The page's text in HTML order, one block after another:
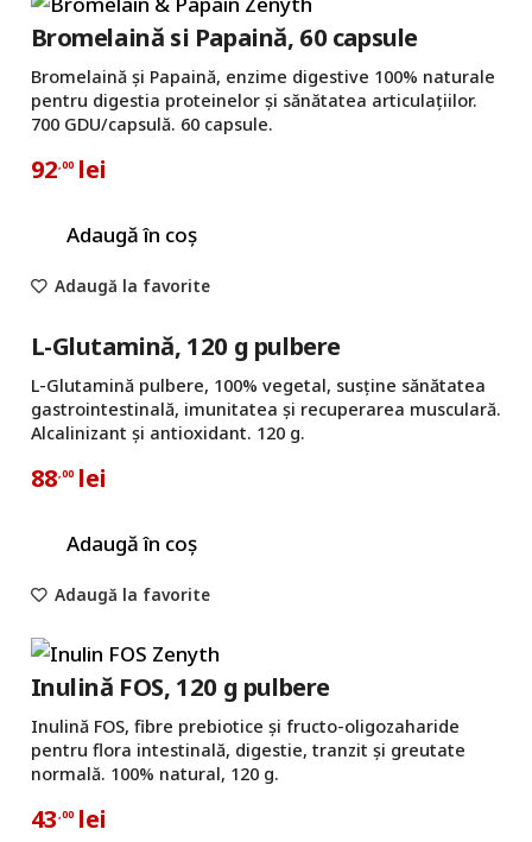
Bromelaină si Papaină, 60 capsule
Bromelaină și Papaină, enzime digestive 100% naturale
pentru digestia proteinelor și sănătatea articulațiilor.
700 GDU/capsulă. 60 capsule.
92,00 lei
Adaugă în coș
Adaugă la favorite
L-Glutamină, 120 g pulbere
L-Glutamină pulbere, 100% vegetal, susține sănătatea
gastrointestinală, imunitatea și recuperarea musculară.
Alcalinizant și antioxidant. 120 g.
88,00 lei
Adaugă în coș
Adaugă la favorite
Inulină FOS, 120 g pulbere
Inulină FOS, fibre prebiotice și fructo-oligozaharide
pentru flora intestinală, digestie, tranzit și greutate
normală. 100% natural, 120 g.
43,00 lei